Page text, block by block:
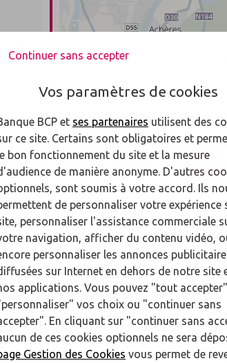
1
deAchères
5 agences à proximité deAchères: nos
Continuer sans accepter
Vos paramètres de cookies
BCP et ses partenaires utilisent des
ce site. Certains sont obligatoires et
bon fonctionnement du site et la mesure
de manière anonyme. D'autres
sont soumis à votre accord. Ils
de personnaliser votre expérience
personnaliser l'assistance commerciale
navigation, afficher du contenu vidéo,
personnaliser les annonces
sur Internet en dehors de notre site
applications. Vous pouvez "tout
vos choix ou "continuer sans
En cliquant sur "continuer sans
de ces cookies optionnels ne sera
Gestion des Cookies vous permet de